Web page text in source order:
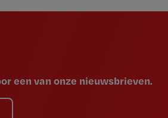
een van onze nieuwsbrieven.